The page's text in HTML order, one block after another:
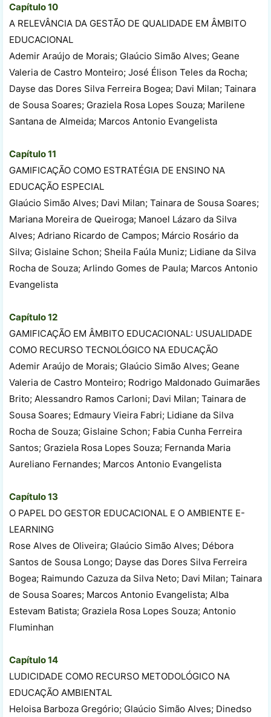
Capítulo 10
A RELEVÂNCIA DA GESTÃO DE QUALIDADE EM ÂMBITO
EDUCACIONAL
Ademir Araújo de Morais; Glaúcio Simão Alves; Geane
Valeria de Castro Monteiro; José Élison Teles da Rocha;
Dayse das Dores Silva Ferreira Bogea; Davi Milan; Tainara
de Sousa Soares; Graziela Rosa Lopes Souza; Marilene
Santana de Almeida; Marcos Antonio Evangelista
Capítulo 11
GAMIFICAÇÃO COMO ESTRATÉGIA DE ENSINO NA
EDUCAÇÃO ESPECIAL
Glaúcio Simão Alves; Davi Milan; Tainara de Sousa Soares;
Mariana Moreira de Queiroga; Manoel Lázaro da Silva
Alves; Adriano Ricardo de Campos; Márcio Rosário da
Silva; Gislaine Schon; Sheila Faúla Muniz; Lidiane da Silva
Rocha de Souza; Arlindo Gomes de Paula; Marcos Antonio
Evangelista
Capítulo 12
GAMIFICAÇÃO EM ÂMBITO EDUCACIONAL: USUALIDADE
COMO RECURSO TECNOLÓGICO NA EDUCAÇÃO
Ademir Araújo de Morais; Glaúcio Simão Alves; Geane
Valeria de Castro Monteiro; Rodrigo Maldonado Guimarães
Brito; Alessandro Ramos Carloni; Davi Milan; Tainara de
Sousa Soares; Edmaury Vieira Fabri; Lidiane da Silva
Rocha de Souza; Gislaine Schon; Fabia Cunha Ferreira
Santos; Graziela Rosa Lopes Souza; Fernanda Maria
Aureliano Fernandes; Marcos Antonio Evangelista
Capítulo 13
O PAPEL DO GESTOR EDUCACIONAL E O AMBIENTE E-
LEARNING
Rose Alves de Oliveira; Glaúcio Simão Alves; Débora
Santos de Sousa Longo; Dayse das Dores Silva Ferreira
Bogea; Raimundo Cazuza da Silva Neto; Davi Milan; Tainara
de Sousa Soares; Marcos Antonio Evangelista; Alba
Estevam Batista; Graziela Rosa Lopes Souza; Antonio
Fluminhan
Capítulo 14
LUDICIDADE COMO RECURSO METODOLÓGICO NA
EDUCAÇÃO AMBIENTAL
Heloisa Barboza Gregório; Glaúcio Simão Alves; Dinedso